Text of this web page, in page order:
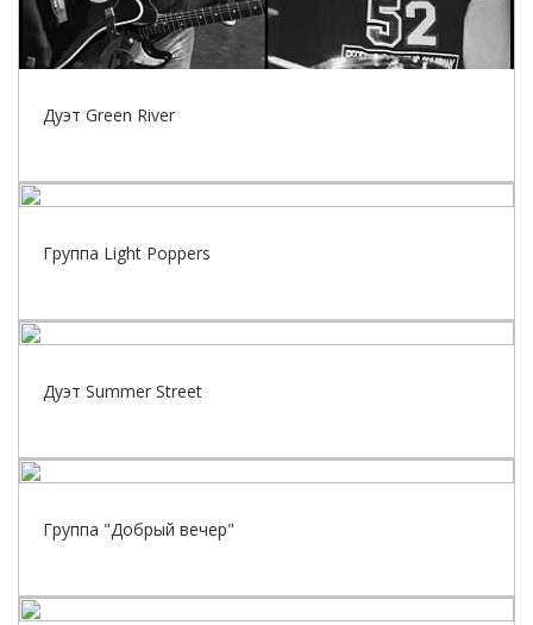
Дуэт Green River
Группа Light Poppers
Дуэт Summer Street
Группа "Добрый вечер"